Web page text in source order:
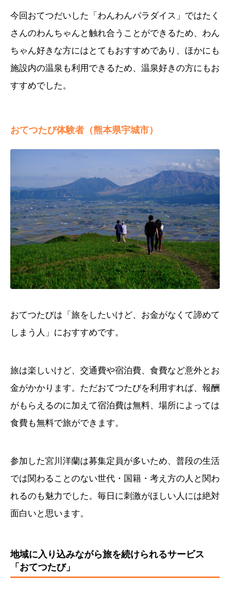
今回おてつだいした「わんわんパラダイス」ではたく
さんのわんちゃんと触れ合うことができるため、わん
ちゃん好きな方にはとてもおすすめであり、ほかにも
施設内の温泉も利用できるため、温泉好きの方にもお
すすめでした。
おてつたび体験者（熊本県宇城市）
おてつたびは「旅をしたいけど、お金がなくて諦めて
しまう人」におすすめです。
旅は楽しいけど、交通費や宿泊費、食費など意外とお
金がかかります。ただおてつたびを利用すれば、報酬
がもらえるのに加えて宿泊費は無料、場所によっては
食費も無料で旅ができます。
参加した宮川洋蘭は募集定員が多いため、普段の生活
では関わることのない世代・国籍・考え方の人と関わ
れるのも魅力でした。毎日に刺激がほしい人には絶対
面白いと思います。
地域に入り込みながら旅を続けられるサービス
「おてつたび」